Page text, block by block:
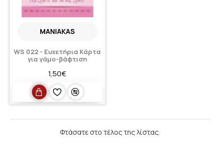
MANIAKAS
WS 022 - Ευχετήρια Κάρτα
για γάμο-βάφτιση
1,50€
Φτάσατε στο τέλος της λίστας.